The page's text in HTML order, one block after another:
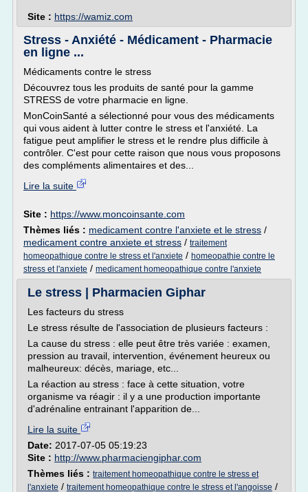
Site : https://wamiz.com
Stress - Anxiété - Médicament - Pharmacie
en ligne ...
Médicaments contre le stress
Découvrez tous les produits de santé pour la gamme
STRESS de votre pharmacie en ligne.
MonCoinSanté a sélectionné pour vous des médicaments
qui vous aident à lutter contre le stress et l'anxiété. La
fatigue peut amplifier le stress et le rendre plus difficile à
contrôler. C'est pour cette raison que nous vous proposons
des compléments alimentaires et des...
Lire la suite
Site : https://www.moncoinsante.com
Thèmes liés : medicament contre l'anxiete et le stress /
medicament contre anxiete et stress / traitement
homeopathique contre le stress et l'anxiete / homeopathie contre le
stress et l'anxiete / medicament homeopathique contre l'anxiete
Le stress | Pharmacien Giphar
Les facteurs du stress
Le stress résulte de l'association de plusieurs facteurs :
La cause du stress : elle peut être très variée : examen,
pression au travail, intervention, événement heureux ou
malheureux: décès, mariage, etc...
La réaction au stress : face à cette situation, votre
organisme va réagir : il y a une production importante
d'adrénaline entrainant l'apparition de...
Lire la suite
Date: 2017-07-05 05:19:23
Site : http://www.pharmaciengiphar.com
Thèmes liés : traitement homeopathique contre le stress et
l'anxiete / traitement homeopathique contre le stress et l'angoisse /